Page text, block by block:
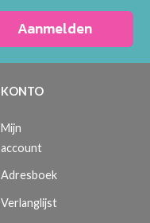
Aanmelden
KONTO
Mijn
account
Adresboek
Verlanglijst